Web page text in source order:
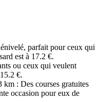
parfait pour ceux qui
est à 17.2 €.
ou ceux qui veulent
€.
: Des courses gratuites
occasion pour eux de